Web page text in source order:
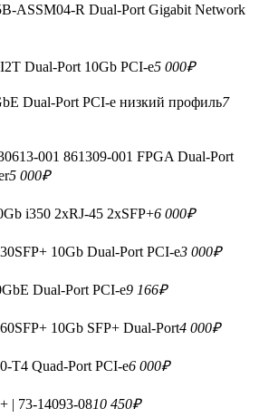
ASSM04-R Dual-Port Gigabit Network
Dual-Port 10Gb PCI-e5 000₽
Dual-Port PCI-e низкий профиль7
001 861309-001 FPGA Dual-Port
5 000₽
i350 2xRJ-45 2xSFP+6 000₽
10Gb Dual-Port PCI-e3 000₽
Dual-Port PCI-e9 166₽
10Gb SFP+ Dual-Port4 000₽
T4 Quad-Port PCI-e6 000₽
| 73-14093-0810 450₽